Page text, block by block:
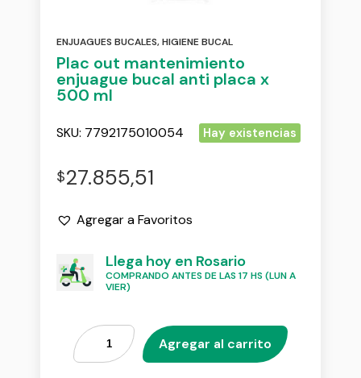
ENJUAGUES BUCALES,HIGIENE BUCAL
Plac out mantenimiento
enjuague bucal anti placa x
500 ml
SKU: 7792175010054 Hay existencias
$27.855,51
Agregar a Favoritos
Llega hoy en Rosario
COMPRANDO ANTES DE LAS 17 HS (LUN A
VIER)
Agregar al carrito